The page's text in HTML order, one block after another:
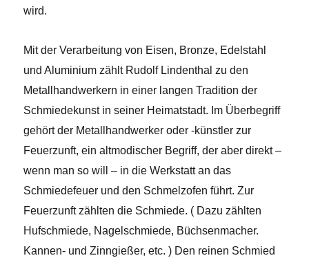
wird.
Mit der Verarbeitung von Eisen, Bronze, Edelstahl
und Aluminium zählt Rudolf Lindenthal zu den
Metallhandwerkern in einer langen Tradition der
Schmiedekunst in seiner Heimatstadt. Im Überbegriff
gehört der Metallhandwerker oder -künstler zur
Feuerzunft, ein altmodischer Begriff, der aber direkt –
wenn man so will – in die Werkstatt an das
Schmiedefeuer und den Schmelzofen führt. Zur
Feuerzunft zählten die Schmiede. ( Dazu zählten
Hufschmiede, Nagelschmiede, Büchsenmacher.
Kannen- und Zinngießer, etc. ) Den reinen Schmied